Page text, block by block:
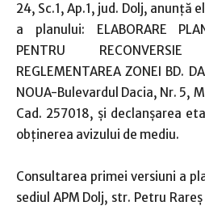
24, Sc.1, Ap.1, jud. Dolj, anunţă
a planului: ELABORARE
PENTRU
REGLEMENTAREA ZONEI BD.
NOUA-Bulevardul Dacia, Nr. 5,
Cad. 257018, şi declanşarea
obţinerea avizului de mediu.
Consultarea primei versiuni a
sediul APM Dolj, str. Petru